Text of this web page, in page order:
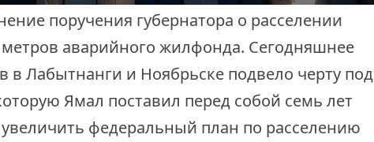
поручения губернатора о расселении
аварийного жилфонда. Сегодняшнее
в Лабытнанги и Ноябрьске подвело черту под
Ямал поставил перед собой семь лет
федеральный план по расселению